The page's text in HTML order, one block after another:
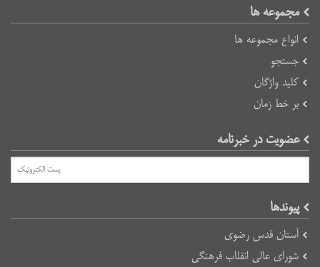
مجموعه ها
انواع مجموعه ها
جستجو
کلید واژگان
بر خط زمان
عضویت در خبرنامه
پیوند‌ها
آستان قدس رضوی
شورای عالی انقلاب فرهنگی